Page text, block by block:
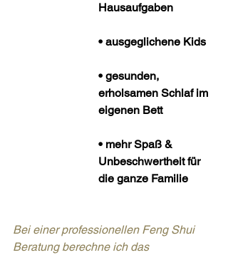
Hausaufgaben
• ausgeglichene Kids
• gesunden,
erholsamen Schlaf im
eigenen Bett
• mehr Spaß &
Unbeschwertheit für
die ganze Familie
Bei einer professionellen Feng Shui
Beratung berechne ich das